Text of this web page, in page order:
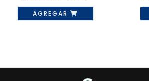
RD$4,300.00.
RD$3,850.00.
AGREGAR